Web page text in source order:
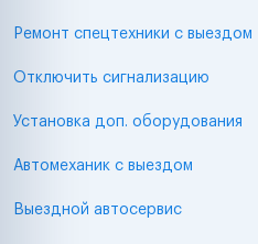
Ремонт спецтехники с выездом
Отключить сигнализацию
Установка доп. оборудования
Автомеханик с выездом
Выездной автосервис